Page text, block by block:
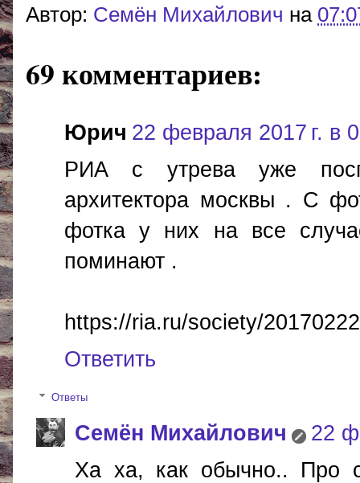
Автор: Cемён Михайлович на
69 комментариев:
Юрич 22 февраля 2017 г. в
РИА с утрева уже
архитектора москвы . С
фотка у них на все
поминают .
https://ria.ru/society/
Ответить
Ответы
Cемён Михайлович
22
Ха ха, как обычно.. Про